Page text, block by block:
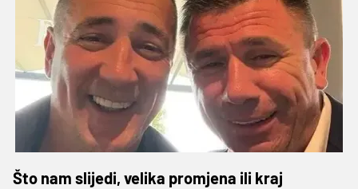
Što nam slijedi, velika promjena ili kraj